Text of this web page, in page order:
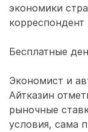
экономики
корреспондент
Бесплатные
Экономист и
Айтказин
рыночные
условия, сама